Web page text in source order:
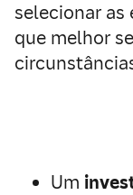
selecionar
que melhor
Um